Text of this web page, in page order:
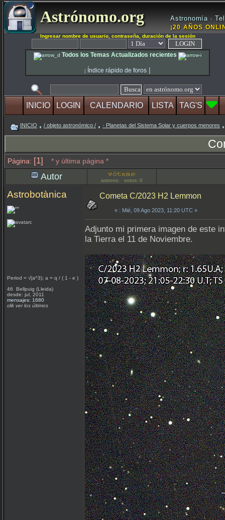
Astrónomo.org Astronomía ·
¡20 AÑOS
Ingresar nombre de usuario, contraseña, duración de la sesión
Todos los Temas Actualizados recientes
| Índice rápido de foros |
INICIO LOGIN CALENDARIO LISTA TAG'S
INICIO / objeto astronómico / · Planetas del Sistema Solar y cuerpos menores
Página: [1] * y última página *
Autor astrons: votos: 0
Astrobotànica
Period = √(a^3); a = q / ( 1 - e )
46 Bellpuig (Lleida)
desde: jul, 2011
mensajes: 1680
clik ver los últimos
Cometa C/2023 H2 Lemmon
« : Mié, 09 Ago 2023, 11:20 UTC »
Adjunto mi primera imagen de este
la Tierra el 11 de Noviembre.